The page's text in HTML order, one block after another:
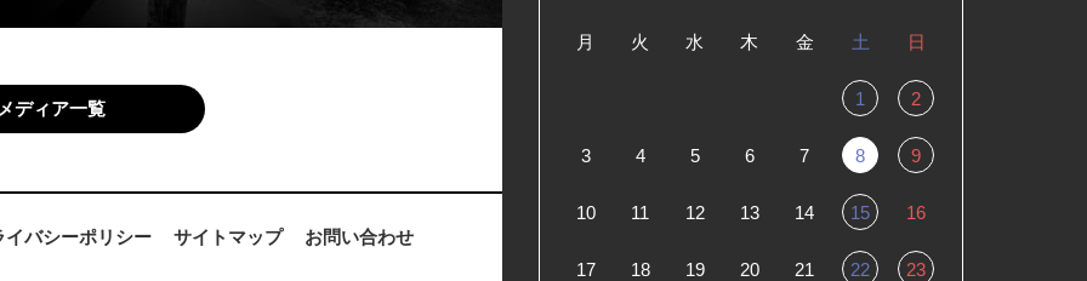
ディア一覧
イバシーポリシー サイトマップ お問い合わせ
月 火 水 木 金 土 日
1 2
3 4 5 6 7 8 9
10 11 12 13 14 15 16
17 18 19 20 21 22 23